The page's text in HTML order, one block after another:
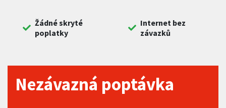
Žádné skryté
poplatky
Internet bez
závazků
Nezávazná poptávka